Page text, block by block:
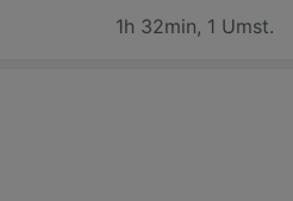
1h 32min, 1 Umst.